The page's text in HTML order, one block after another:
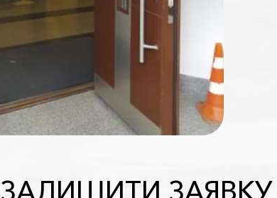
ЗАЛИШИТИ ЗАЯВКУ